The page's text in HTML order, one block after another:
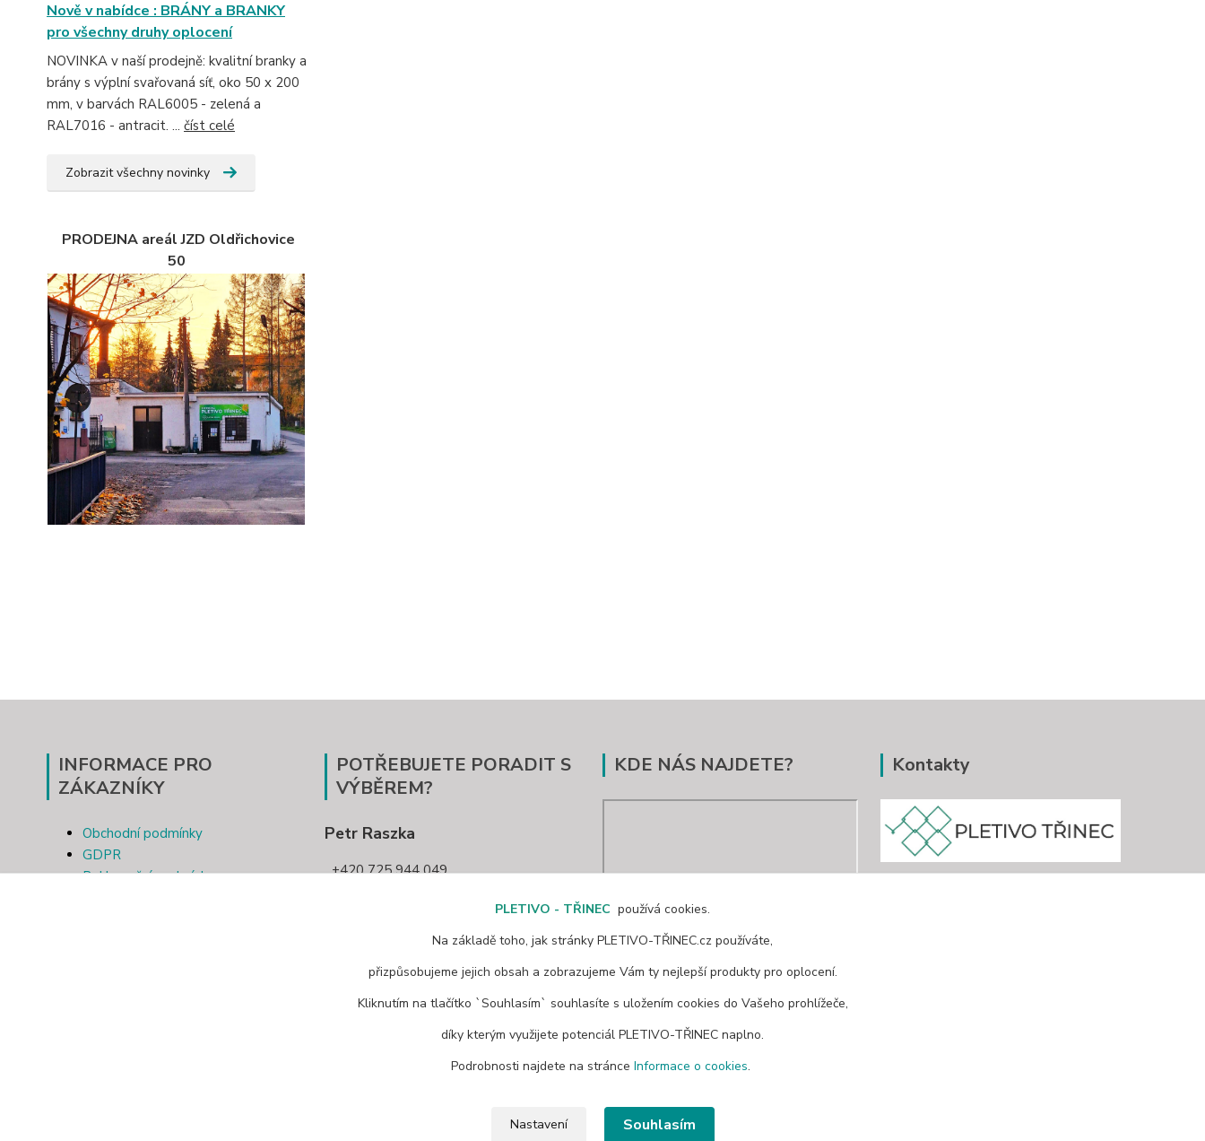
Nově v nabídce : BRÁNY a BRANKY
pro všechny druhy oplocení
NOVINKA v naší prodejně: kvalitní branky a
brány s výplní svařovaná síť, oko 50 x 200
mm, v barvách RAL6005 - zelená a
RAL7016 - antracit. ... číst celé
Zobrazit všechny novinky
PRODEJNA areál JZD Oldřichovice
50
INFORMACE PRO
ZÁKAZNÍKY
Obchodní podmínky
GDPR
Reklamační podmínky
POTŘEBUJETE PORADIT S
VÝBĚREM?
Petr Raszka
+420 725 944 049
pletivotrinec@seznam.cz
KDE NÁS NAJDETE? Kontakty
PLETIVO - TŘINEC používá cookies.
Na základě toho, jak stránky PLETIVO-TŘINEC.cz používáte,
přizpůsobujeme jejich obsah a zobrazujeme Vám ty nejlepší produkty pro oplocení.
Kliknutím na tlačítko `Souhlasím` souhlasíte s uložením cookies do Vašeho prohlížeče,
díky kterým využijete potenciál PLETIVO-TŘINEC naplno.
Podrobnosti najdete na stránce Informace o cookies.
Nastavení Souhlasím